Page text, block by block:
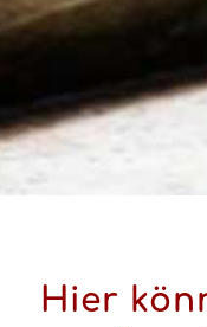
Hier